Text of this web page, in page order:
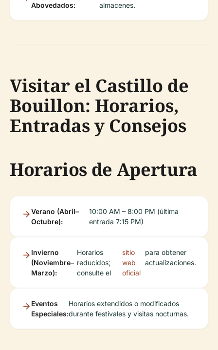
Abovedados:
almacenes.
Visitar el Castillo de
Bouillon: Horarios,
Entradas y Consejos
Horarios de Apertura
Verano (Abril–
Octubre):
10:00 AM – 8:00 PM (última
entrada 7:15 PM)
Invierno
(Noviembre–
Marzo):
Horarios
reducidos;
consulte el
sitio
web
oficial
para obtener
actualizaciones.
Eventos
Especiales:
Horarios extendidos o modificados
durante festivales y visitas nocturnas.